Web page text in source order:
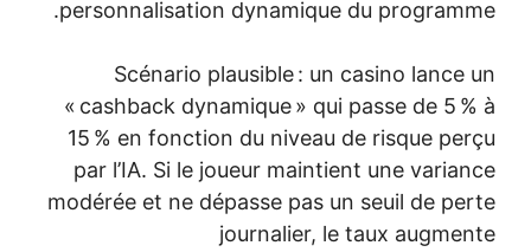
personnalisation dynamique
Scénario plausible : un
« cashback dynamique » qui
15 % en fonction du niveau de
par l’IA. Si le joueur maintient
modérée et ne dépasse pas un
journalier, le